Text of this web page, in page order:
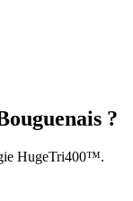
?
HugeTri400™.